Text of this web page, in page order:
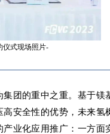
仪式现场照片-
团的重中之重。基于镁
高安全性的优势，未来氢
业化应用推广：一方面